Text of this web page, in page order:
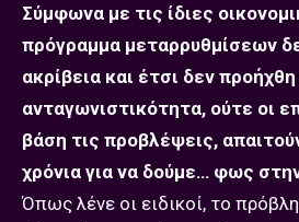
Σύμφωνα με τις ίδιες
πρόγραμμα μεταρρυθμίσεων
ακρίβεια και έτσι δεν
ανταγωνιστικότητα, ούτε οι
βάση τις προβλέψεις,
χρόνια για να δούμε… φως
Όπως λένε οι ειδικοί, το